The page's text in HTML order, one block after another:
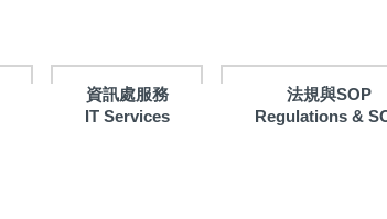
資訊處服務
IT Services
法規與SOP
Regulations &